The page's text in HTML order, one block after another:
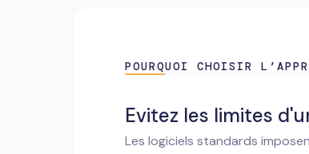
POURQUOI CHOISIR
Evitez les limites
Les logiciels standards